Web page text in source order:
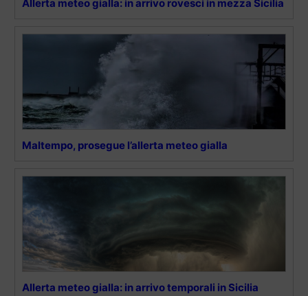
Allerta meteo gialla: in arrivo rovesci in mezza Sicilia
Maltempo, prosegue l’allerta meteo gialla
Allerta meteo gialla: in arrivo temporali in Sicilia